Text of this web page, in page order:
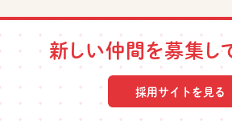
新しい仲間を募集し
採用サイトを見る